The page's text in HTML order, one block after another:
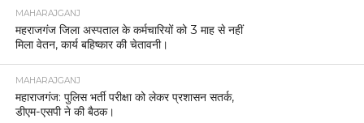
MAHARAJGANJ
महराजगंज जिला अस्पताल के कर्मचारियों को 3 माह से नहीं
मिला वेतन, कार्य बहिष्कार की चेतावनी।
MAHARAJGANJ
महाराजगंज: पुलिस भर्ती परीक्षा को लेकर प्रशासन सतर्क,
डीएम-एसपी ने की बैठक।